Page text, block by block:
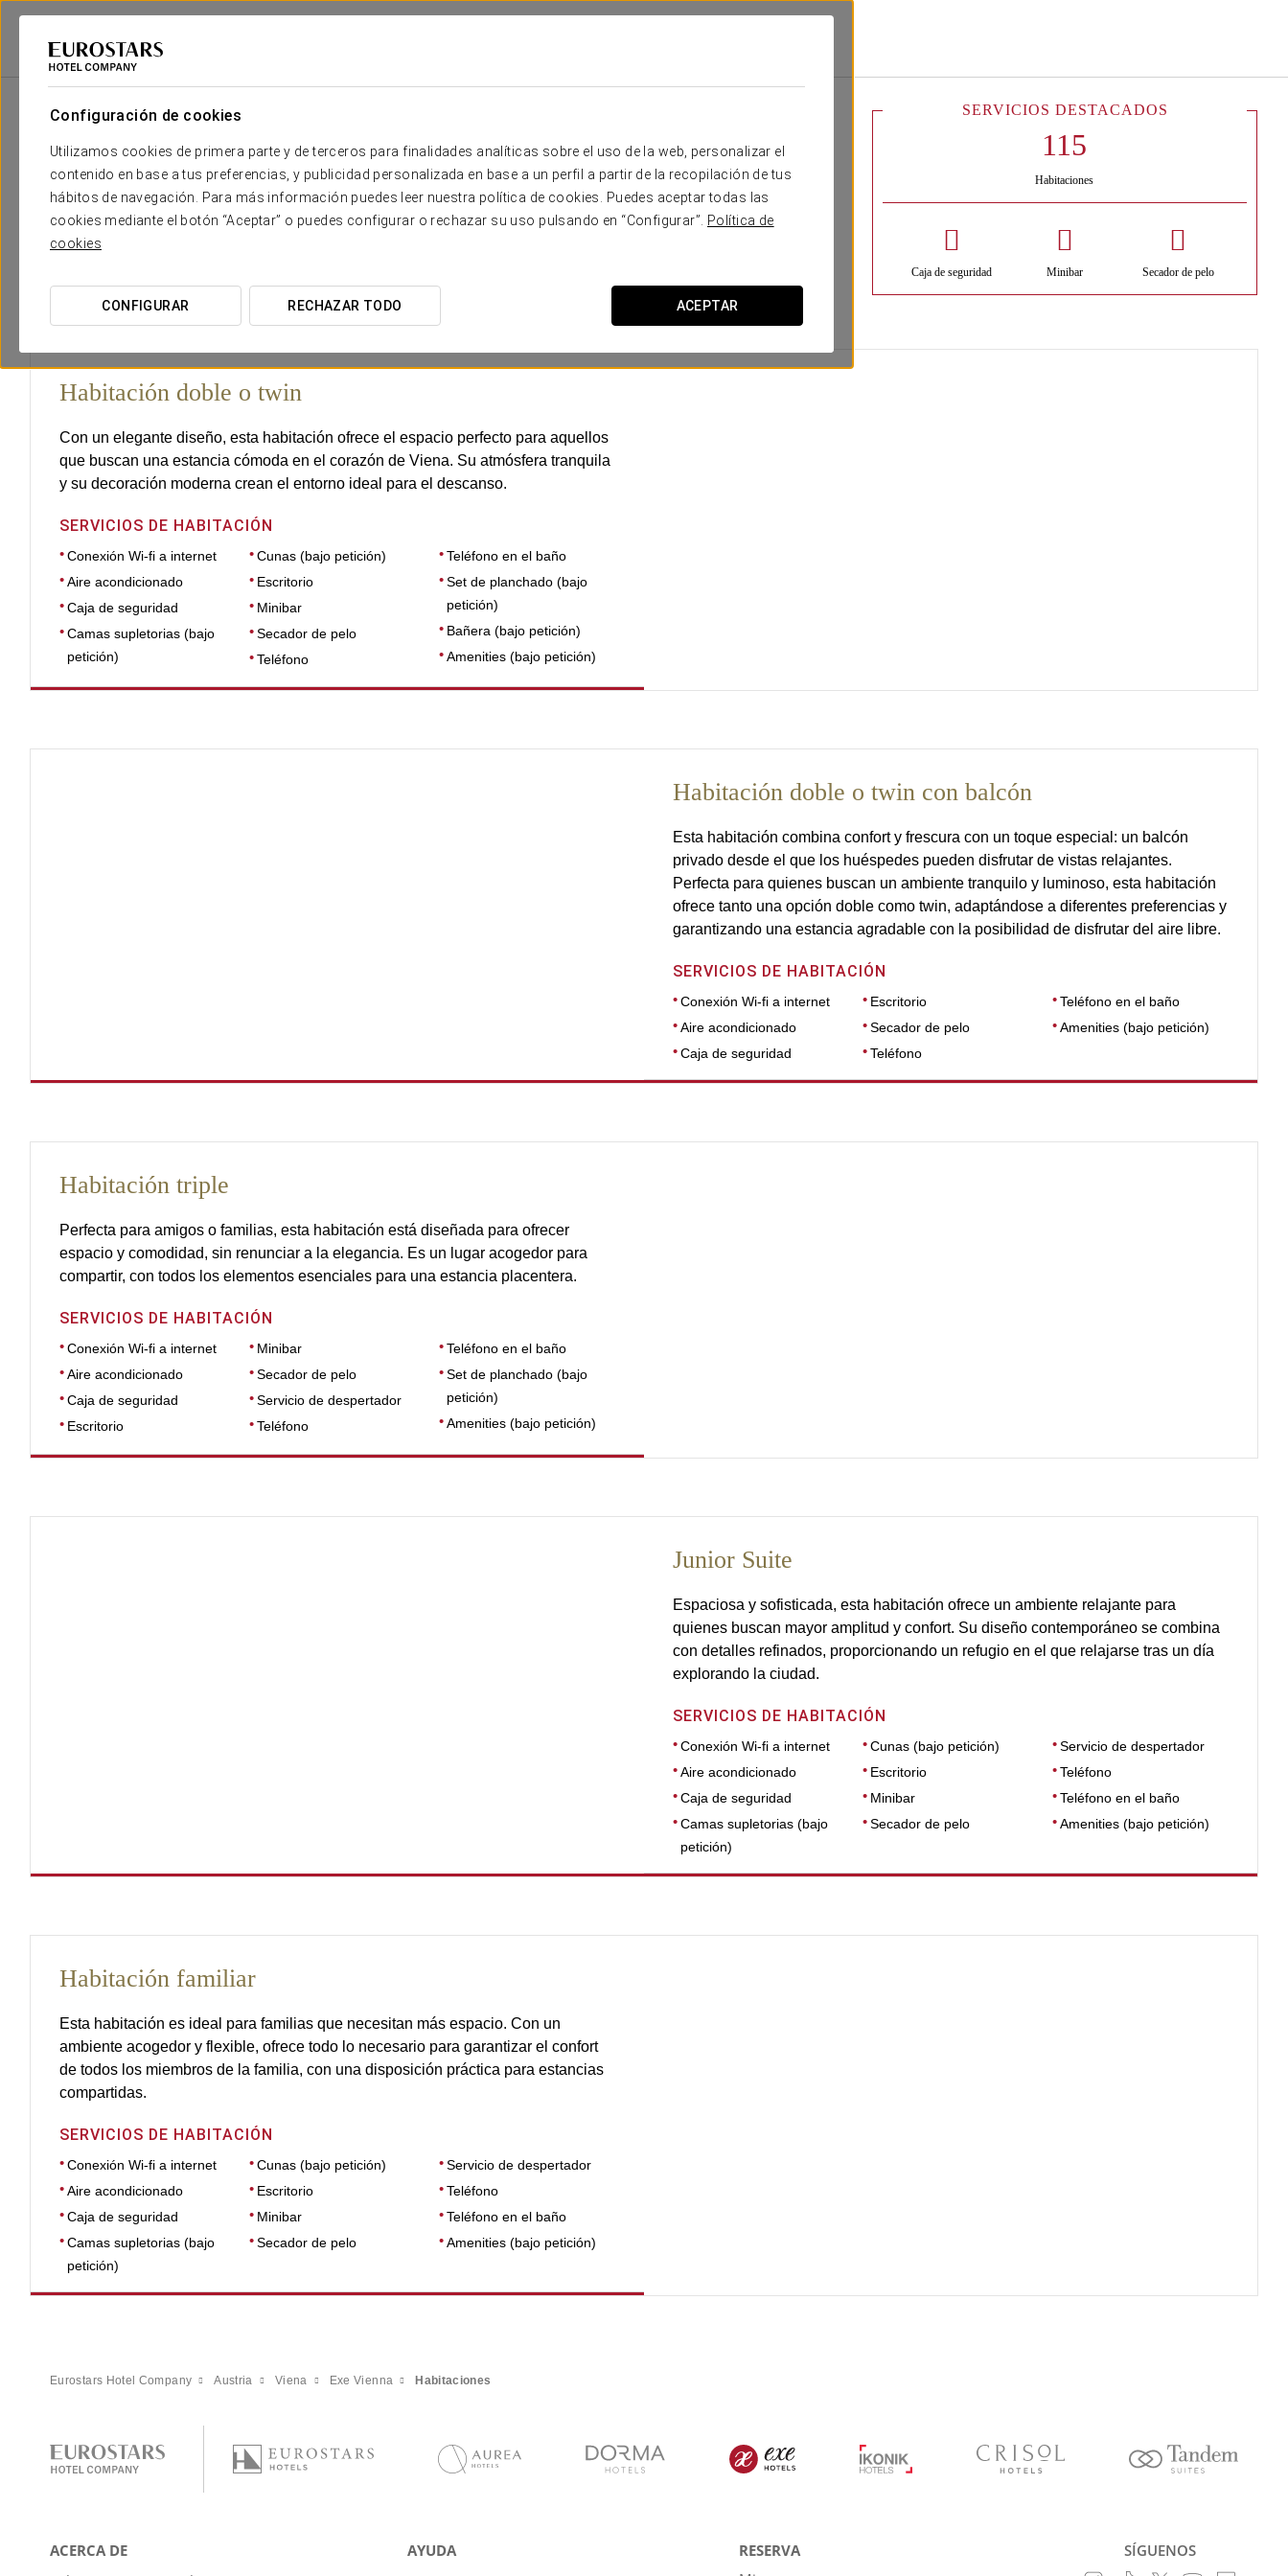
Configuración de cookies
Utilizamos cookies de primera parte y de terceros para finalidades analíticas sobre el uso de la web, personalizar el
contenido en base a tus preferencias, y publicidad personalizada en base a un perfil a partir de la recopilación de tus
hábitos de navegación. Para más información puedes leer nuestra política de cookies. Puedes aceptar todas las
cookies mediante el botón “Aceptar” o puedes configurar o rechazar su uso pulsando en “Configurar”.
Política de
cookies
CONFIGURAR RECHAZAR TODO ACEPTAR
Eurostars Hotel Company
El confort y descanso que necesitas
El Exe Vienna ofrece un ambiente cómodo y relajante, con habitaciones luminosas y decoradas con un estilo
elegante y moderno. Sus espacios están diseñados para proporcionar tranquilidad y bienestar, con una atmósfera
acogedora. Además, algunas habitaciones ofrecen vistas excepcionales, añadiendo un toque único a la estancia.
prolongadas o para familias.
SERVICIOS DESTACADOS
Habitaciones
Caja de seguridad Minibar Secador de pelo
Habitación doble o twin
Con un elegante diseño, esta habitación ofrece el espacio perfecto para aquellos
que buscan una estancia cómoda en el corazón de Viena. Su atmósfera tranquila
y su decoración moderna crean el entorno ideal para el descanso.
SERVICIOS DE HABITACIÓN
Conexión Wi-fi a internet
Aire acondicionado
Caja de seguridad
Camas supletorias (bajo
petición)
Cunas (bajo petición)
Escritorio
Minibar
Secador de pelo
Teléfono
Teléfono en el baño
Set de planchado (bajo
petición)
Bañera (bajo petición)
Amenities (bajo petición)
Habitación doble o twin con balcón
Esta habitación combina confort y frescura con un toque especial: un balcón
privado desde el que los huéspedes pueden disfrutar de vistas relajantes.
Perfecta para quienes buscan un ambiente tranquilo y luminoso, esta habitación
ofrece tanto una opción doble como twin, adaptándose a diferentes preferencias y
garantizando una estancia agradable con la posibilidad de disfrutar del aire libre.
SERVICIOS DE HABITACIÓN
Conexión Wi-fi a internet
Aire acondicionado
Caja de seguridad
Escritorio
Secador de pelo
Teléfono
Teléfono en el baño
Amenities (bajo petición)
Habitación triple
Perfecta para amigos o familias, esta habitación está diseñada para ofrecer
espacio y comodidad, sin renunciar a la elegancia. Es un lugar acogedor para
compartir, con todos los elementos esenciales para una estancia placentera.
SERVICIOS DE HABITACIÓN
Conexión Wi-fi a internet
Aire acondicionado
Caja de seguridad
Escritorio
Minibar
Secador de pelo
Servicio de despertador
Teléfono
Teléfono en el baño
Set de planchado (bajo
petición)
Amenities (bajo petición)
Junior Suite
Espaciosa y sofisticada, esta habitación ofrece un ambiente relajante para
quienes buscan mayor amplitud y confort. Su diseño contemporáneo se combina
con detalles refinados, proporcionando un refugio en el que relajarse tras un día
explorando la ciudad.
SERVICIOS DE HABITACIÓN
Conexión Wi-fi a internet
Aire acondicionado
Caja de seguridad
Camas supletorias (bajo
petición)
Cunas (bajo petición)
Escritorio
Minibar
Secador de pelo
Servicio de despertador
Teléfono
Teléfono en el baño
Amenities (bajo petición)
Habitación familiar
Esta habitación es ideal para familias que necesitan más espacio. Con un
ambiente acogedor y flexible, ofrece todo lo necesario para garantizar el confort
de todos los miembros de la familia, con una disposición práctica para estancias
compartidas.
SERVICIOS DE HABITACIÓN
Conexión Wi-fi a internet
Aire acondicionado
Caja de seguridad
Camas supletorias (bajo
petición)
Cunas (bajo petición)
Escritorio
Minibar
Secador de pelo
Servicio de despertador
Teléfono
Teléfono en el baño
Amenities (bajo petición)
Eurostars Hotel Company Austria Viena Exe Vienna Habitaciones
ACERCA DE
AYUDA
RESERVA
SÍGUENOS